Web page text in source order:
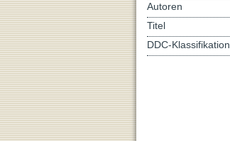
Autoren
Titel
DDC-Klassifikation